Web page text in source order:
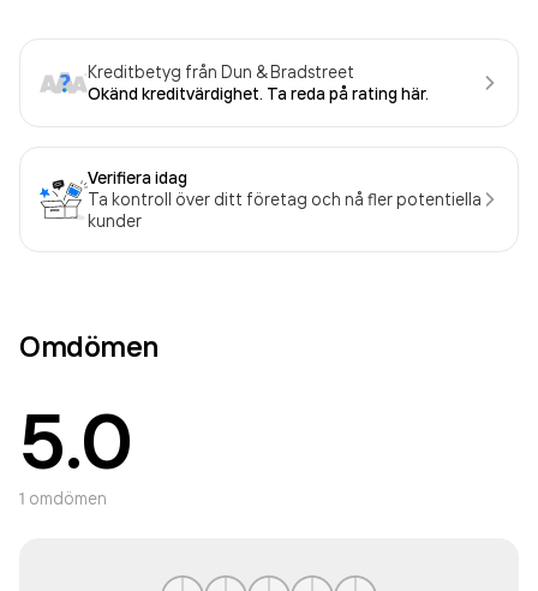
Kreditbetyg från Dun & Bradstreet
Okänd kreditvärdighet. Ta reda på rating här.
Verifiera idag
Ta kontroll över ditt företag och nå fler potentiella
kunder
Omdömen
5.0
1 omdömen